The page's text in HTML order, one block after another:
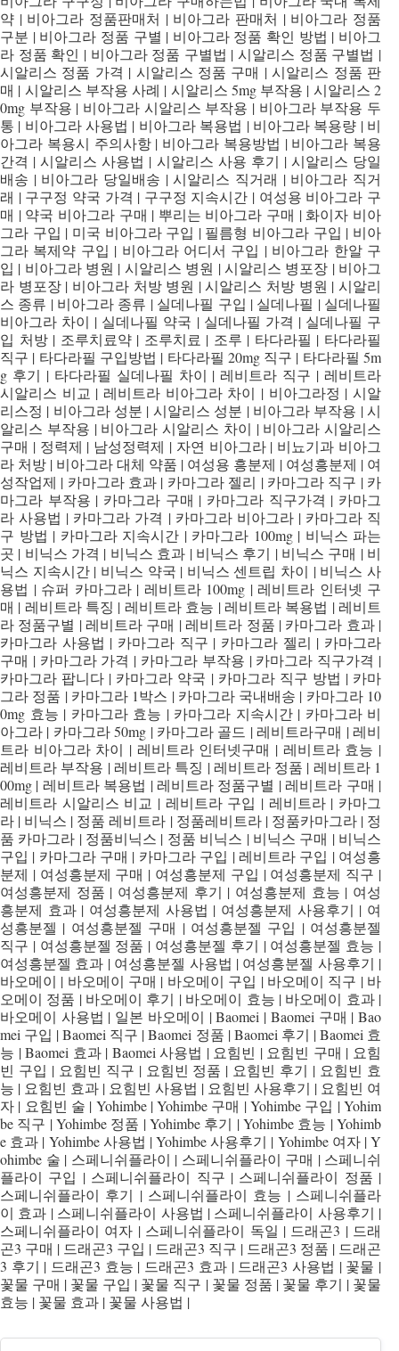
약 | 비아그라 정품판매처 | 비아그라 판매처 | 비아그라 정품
구분 | 비아그라 정품 구별 | 비아그라 정품 확인 방법 | 비아그
라 정품 확인 | 비아그라 정품 구별법 | 시알리스 정품 구별법 |
시알리스 정품 가격 | 시알리스 정품 구매 | 시알리스 정품 판
매 | 시알리스 부작용 사례 | 시알리스 5mg 부작용 | 시알리스 2
0mg 부작용 | 비아그라 시알리스 부작용 | 비아그라 부작용 두
통 | 비아그라 사용법 | 비아그라 복용법 | 비아그라 복용량 | 비
아그라 복용시 주의사항 | 비아그라 복용방법 | 비아그라 복용
간격 | 시알리스 사용법 | 시알리스 사용 후기 | 시알리스 당일
배송 | 비아그라 당일배송 | 시알리스 직거래 | 비아그라 직거
래 | 구구정 약국 가격 | 구구정 지속시간 | 여성용 비아그라 구
매 | 약국 비아그라 구매 | 뿌리는 비아그라 구매 | 화이자 비아
그라 구입 | 미국 비아그라 구입 | 필름형 비아그라 구입 | 비아
그라 복제약 구입 | 비아그라 어디서 구입 | 비아그라 한알 구
입 | 비아그라 병원 | 시알리스 병원 | 시알리스 병포장 | 비아그
라 병포장 | 비아그라 처방 병원 | 시알리스 처방 병원 | 시알리
스 종류 | 비아그라 종류 | 실데나필 구입 | 실데나필 | 실데나필
비아그라 차이 | 실데나필 약국 | 실데나필 가격 | 실데나필 구
입 처방 | 조루치료약 | 조루치료 | 조루 | 타다라필 | 타다라필
직구 | 타다라필 구입방법 | 타다라필 20mg 직구 | 타다라필 5m
g 후기 | 타다라필 실데나필 차이 | 레비트라 직구 | 레비트라
시알리스 비교 | 레비트라 비아그라 차이 | 비아그라정 | 시알
리스정 | 비아그라 성분 | 시알리스 성분 | 비아그라 부작용 | 시
알리스 부작용 | 비아그라 시알리스 차이 | 비아그라 시알리스
구매 | 정력제 | 남성정력제 | 자연 비아그라 | 비뇨기과 비아그
라 처방 | 비아그라 대체 약품 | 여성용 흥분제 | 여성흥분제 | 여
성작업제 | 카마그라 효과 | 카마그라 젤리 | 카마그라 직구 | 카
마그라 부작용 | 카마그라 구매 | 카마그라 직구가격 | 카마그
라 사용법 | 카마그라 가격 | 카마그라 비아그라 | 카마그라 직
구 방법 | 카마그라 지속시간 | 카마그라 100mg | 비닉스 파는
곳 | 비닉스 가격 | 비닉스 효과 | 비닉스 후기 | 비닉스 구매 | 비
닉스 지속시간 | 비닉스 약국 | 비닉스 센트립 차이 | 비닉스 사
용법 | 슈퍼 카마그라 | 레비트라 100mg | 레비트라 인터넷 구
매 | 레비트라 특징 | 레비트라 효능 | 레비트라 복용법 | 레비트
라 정품구별 | 레비트라 구매 | 레비트라 정품 | 카마그라 효과 |
카마그라 사용법 | 카마그라 직구 | 카마그라 젤리 | 카마그라
구매 | 카마그라 가격 | 카마그라 부작용 | 카마그라 직구가격 |
카마그라 팝니다 | 카마그라 약국 | 카마그라 직구 방법 | 카마
그라 정품 | 카마그라 1박스 | 카마그라 국내배송 | 카마그라 10
0mg 효능 | 카마그라 효능 | 카마그라 지속시간 | 카마그라 비
아그라 | 카마그라 50mg | 카마그라 골드 | 레비트라구매 | 레비
트라 비아그라 차이 | 레비트라 인터넷구매 | 레비트라 효능 |
레비트라 부작용 | 레비트라 특징 | 레비트라 정품 | 레비트라 1
00mg | 레비트라 복용법 | 레비트라 정품구별 | 레비트라 구매 |
레비트라 시알리스 비교 | 레비트라 구입 | 레비트라 | 카마그
라 | 비닉스 | 정품 레비트라 | 정품레비트라 | 정품카마그라 | 정
품 카마그라 | 정품비닉스 | 정품 비닉스 | 비닉스 구매 | 비닉스
구입 | 카마그라 구매 | 카마그라 구입 | 레비트라 구입 | 여성흥
분제 | 여성흥분제 구매 | 여성흥분제 구입 | 여성흥분제 직구 |
여성흥분제 정품 | 여성흥분제 후기 | 여성흥분제 효능 | 여성
흥분제 효과 | 여성흥분제 사용법 | 여성흥분제 사용후기 | 여
성흥분젤 | 여성흥분젤 구매 | 여성흥분젤 구입 | 여성흥분젤
직구 | 여성흥분젤 정품 | 여성흥분젤 후기 | 여성흥분젤 효능 |
여성흥분젤 효과 | 여성흥분젤 사용법 | 여성흥분젤 사용후기 |
바오메이 | 바오메이 구매 | 바오메이 구입 | 바오메이 직구 | 바
오메이 정품 | 바오메이 후기 | 바오메이 효능 | 바오메이 효과 |
바오메이 사용법 | 일본 바오메이 | Baomei | Baomei 구매 | Bao
mei 구입 | Baomei 직구 | Baomei 정품 | Baomei 후기 | Baomei 효
능 | Baomei 효과 | Baomei 사용법 | 요힘빈 | 요힘빈 구매 | 요힘
빈 구입 | 요힘빈 직구 | 요힘빈 정품 | 요힘빈 후기 | 요힘빈 효
능 | 요힘빈 효과 | 요힘빈 사용법 | 요힘빈 사용후기 | 요힘빈 여
자 | 요힘빈 술 | Yohimbe | Yohimbe 구매 | Yohimbe 구입 | Yohim
be 직구 | Yohimbe 정품 | Yohimbe 후기 | Yohimbe 효능 | Yohimb
e 효과 | Yohimbe 사용법 | Yohimbe 사용후기 | Yohimbe 여자 | Y
ohimbe 술 | 스페니쉬플라이 | 스페니쉬플라이 구매 | 스페니쉬
플라이 구입 | 스페니쉬플라이 직구 | 스페니쉬플라이 정품 |
스페니쉬플라이 후기 | 스페니쉬플라이 효능 | 스페니쉬플라
이 효과 | 스페니쉬플라이 사용법 | 스페니쉬플라이 사용후기 |
스페니쉬플라이 여자 | 스페니쉬플라이 독일 | 드래곤3 | 드래
곤3 구매 | 드래곤3 구입 | 드래곤3 직구 | 드래곤3 정품 | 드래곤
3 후기 | 드래곤3 효능 | 드래곤3 효과 | 드래곤3 사용법 | 꽃물 |
꽃물 구매 | 꽃물 구입 | 꽃물 직구 | 꽃물 정품 | 꽃물 후기 | 꽃물
효능 | 꽃물 효과 | 꽃물 사용법 |